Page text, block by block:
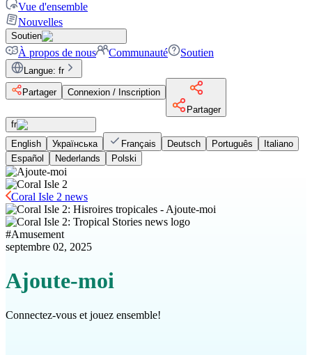
Vue d'ensemble
Nouvelles
Soutien
À propos de nous Communauté Soutien
Langue: fr
Partager
Connexion / Inscription
Partager
fr
English
Українська Français Deutsch Português
Italiano
Español
Nederlands Polski
Coral Isle 2 news
#Amusement
septembre 02, 2025
Ajoute-moi
Connectez-vous et jouez ensemble!